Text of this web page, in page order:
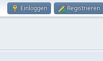
Einloggen Registrieren